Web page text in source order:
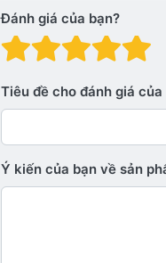
Đánh giá của bạn?
Đánh
Đánh
Đánh giá:
Tiêu đề cho đánh giá của
Ý kiến ​​của bạn về sản